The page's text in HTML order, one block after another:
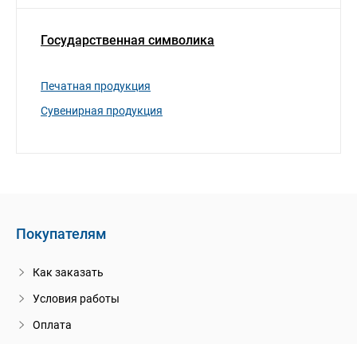
Государственная символика
Печатная продукция
Сувенирная продукция
Покупателям
Как заказать
Условия работы
Оплата